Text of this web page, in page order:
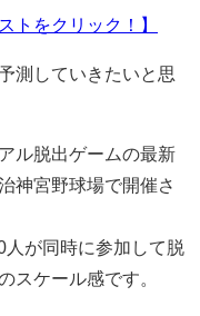
トをクリック！】
測していきたいと思
ル脱出ゲームの最新
神宮野球場で開催さ
が同時に参加して脱
スケール感です。